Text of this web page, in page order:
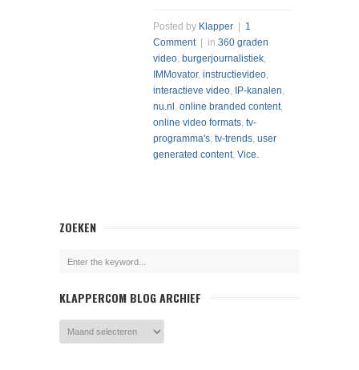
Posted by Klapper
1
Comment| in 360 graden
video, burgerjournalistiek,
IMMovator, instructievideo,
interactieve video, IP-kanalen,
nu.nl , online branded content,
online video formats, tv-
programma's, tv-trends, user
generated content, Vice.
ZOEKEN
KLAPPERCOM BLOG ARCHIEF